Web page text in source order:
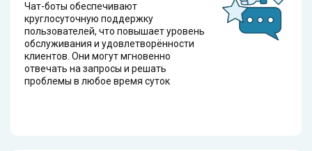
Чат-боты обеспечивают
круглосуточную поддержку
пользователей, что повышает уровень
обслуживания и удовлетворённости
клиентов. Они могут мгновенно
отвечать на запросы и решать
проблемы в любое время суток